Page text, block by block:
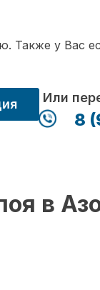
Также у Вас
Или
8
в